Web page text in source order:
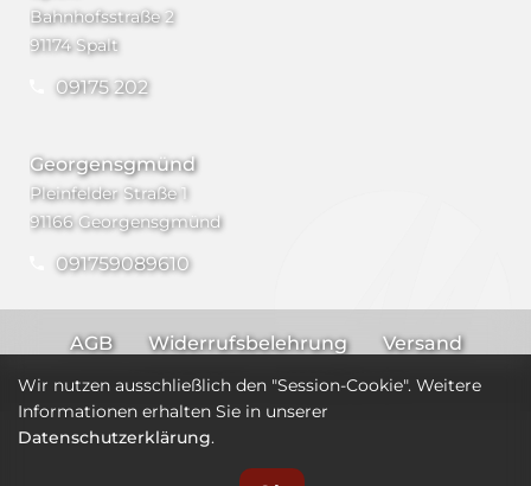
Bahnhofsstraße 2
91174 Spalt
09175 202
Georgensgmünd
Pleinfelder Straße 1
91166 Georgensgmünd
091759089610
AGB Widerrufsbelehrung
Versand
Impressum
Datenschutz
Wir nutzen ausschließlich den "Session-Cookie". Weitere
Informationen erhalten Sie in unserer
Datenschutzerklärung.